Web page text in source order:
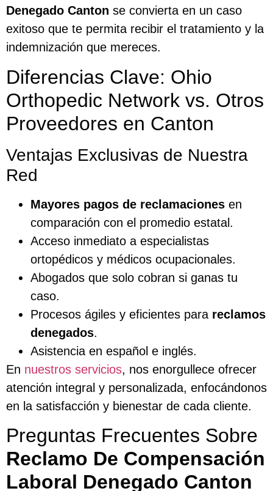
Denegado Canton se convierta en un caso
exitoso que te permita recibir el tratamiento y la
indemnización que mereces.
Diferencias Clave: Ohio
Orthopedic Network vs. Otros
Proveedores en Canton
Ventajas Exclusivas de Nuestra
Red
Mayores pagos de reclamaciones en
comparación con el promedio estatal.
Acceso inmediato a especialistas
ortopédicos y médicos ocupacionales.
Abogados que solo cobran si ganas tu
caso.
Procesos ágiles y eficientes para reclamos
denegados.
Asistencia en español e inglés.
En nuestros servicios, nos enorgullece ofrecer
atención integral y personalizada, enfocándonos
en la satisfacción y bienestar de cada cliente.
Preguntas Frecuentes Sobre
Reclamo De Compensación
Laboral Denegado Canton